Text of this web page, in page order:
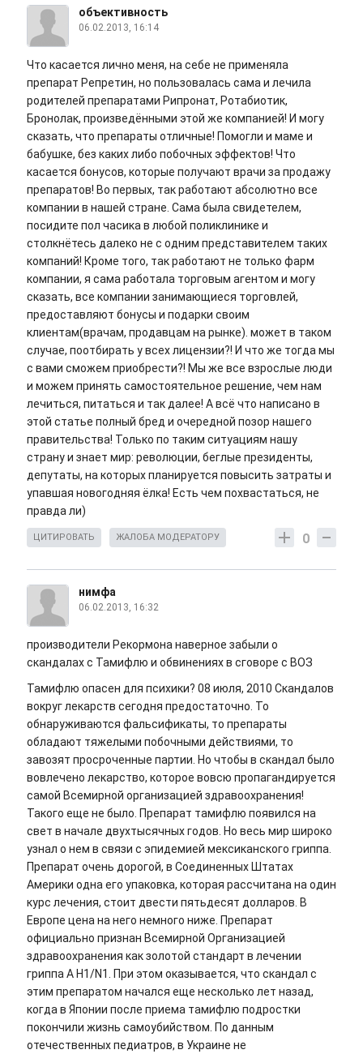
объективность
06.02.2013, 16:14
Что касается лично меня, на себе не применяла
препарат Репретин, но пользовалась сама и лечила
родителей препаратами Рипронат, Ротабиотик,
Бронолак, произведёнными этой же компанией! И могу
сказать, что препараты отличные! Помогли и маме и
бабушке, без каких либо побочных эффектов! Что
касается бонусов, которые получают врачи за продажу
препаратов! Во первых, так работают абсолютно все
компании в нашей стране. Сама была свидетелем,
посидите пол часика в любой поликлинике и
столкнётесь далеко не с одним представителем таких
компаний! Кроме того, так работают не только фарм
компании, я сама работала торговым агентом и могу
сказать, все компании занимающиеся торговлей,
предоставляют бонусы и подарки своим
клиентам(врачам, продавцам на рынке). может в таком
случае, поотбирать у всех лицензии?! И что же тогда мы
с вами сможем приобрести?! Мы же все взрослые люди
и можем принять самостоятельное решение, чем нам
лечиться, питаться и так далее! А всё что написано в
этой статье полный бред и очередной позор нашего
правительства! Только по таким ситуациям нашу
страну и знает мир: революции, беглые президенты,
депутаты, на которых планируется повысить затраты и
упавшая новогодняя ёлка! Есть чем похвастаться, не
правда ли)
0
ЦИТИРОВАТЬ ЖАЛОБА МОДЕРАТОРУ
нимфа
06.02.2013, 16:32
производители Рекормона наверное забыли о
скандалах с Тамифлю и обвинениях в сговоре с ВОЗ
Тамифлю опасен для психики? 08 июля, 2010 Скандалов
вокруг лекарств сегодня предостаточно. То
обнаруживаются фальсификаты, то препараты
обладают тяжелыми побочными действиями, то
завозят просроченные партии. Но чтобы в скандал было
вовлечено лекарство, которое вовсю пропагандируется
самой Всемирной организацией здравоохранения!
Такого еще не было. Препарат тамифлю появился на
свет в начале двухтысячных годов. Но весь мир широко
узнал о нем в связи с эпидемией мексиканского гриппа.
Препарат очень дорогой, в Соединенных Штатах
Америки одна его упаковка, которая рассчитана на один
курс лечения, стоит двести пятьдесят долларов. В
Европе цена на него немного ниже. Препарат
официально признан Всемирной Организацией
здравоохранения как золотой стандарт в лечении
гриппа А Н1/N1. При этом оказывается, что скандал с
этим препаратом начался еще несколько лет назад,
когда в Японии после приема тамифлю подростки
покончили жизнь самоубийством. По данным
отечественных педиатров, в Украине не